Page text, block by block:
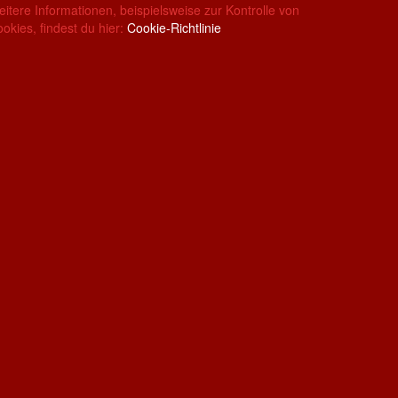
Informationen, beispielsweise zur Kontrolle von
findest du hier: Cookie-Richtlinie